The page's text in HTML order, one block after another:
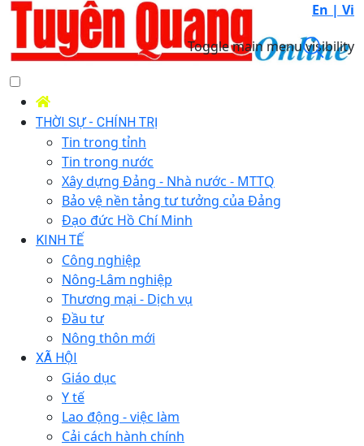
En | Vi
Toggle main menu visibility
THỜI SỰ - CHÍNH TRỊ
Tin trong tỉnh
Tin trong nước
Xây dựng Đảng - Nhà nước - MTTQ
Bảo vệ nền tảng tư tưởng của Đảng
Đạo đức Hồ Chí Minh
KINH TẾ
Công nghiệp
Nông-Lâm nghiệp
Thương mại - Dịch vụ
Đầu tư
Nông thôn mới
XÃ HỘI
Giáo dục
Y tế
Lao động - việc làm
Cải cách hành chính